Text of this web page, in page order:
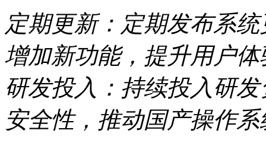
定期更新：定期发布系
增加新功能，提升用户体
研发投入：持续投入研
安全性，推动国产操作